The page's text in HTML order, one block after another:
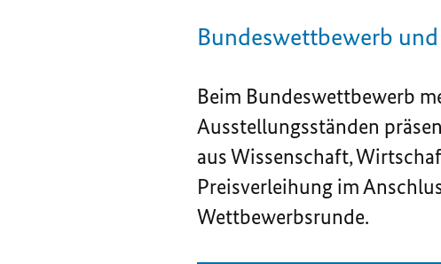
Bundeswettbewerb
Beim Bundeswettbewerb
Ausstellungsständen
aus Wissenschaft,
Preisverleihung im
Wettbewerbsrunde.